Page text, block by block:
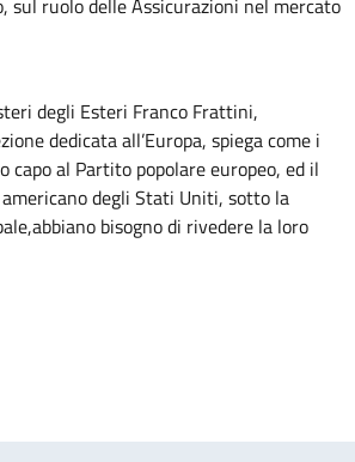
sul ruolo delle Assicurazioni nel mercato
degli Esteri Franco Frattini,
dedicata all’Europa, spiega come i
al Partito popolare europeo, ed il
degli Stati Uniti, sotto la
bisogno di rivedere la loro